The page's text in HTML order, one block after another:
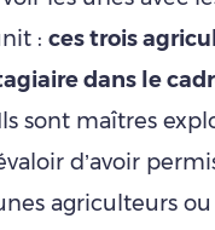
: ces trois
dans le
sont maîtres
d’avoir
agriculteurs